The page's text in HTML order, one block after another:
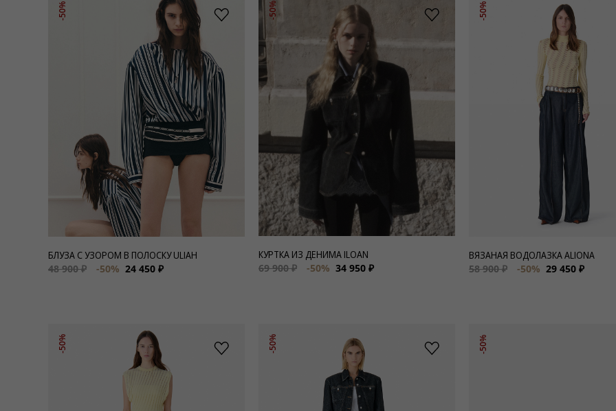
-50%
БЛУЗА С УЗОРОМ В ПОЛОСКУ ULIAH
48 900 ₽
-50% 24 450 ₽
-50%
КУРТКА ИЗ ДЕНИМА ILOAN
69 900 ₽
-50% 34 950 ₽
-50%
ВЯЗАНАЯ ВОДОЛАЗКА ALIONA
58 900 ₽
-50% 29 450 ₽
-50% -50% -50%